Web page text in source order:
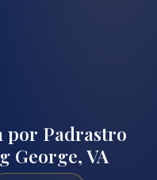
por Padrastro
George, VA